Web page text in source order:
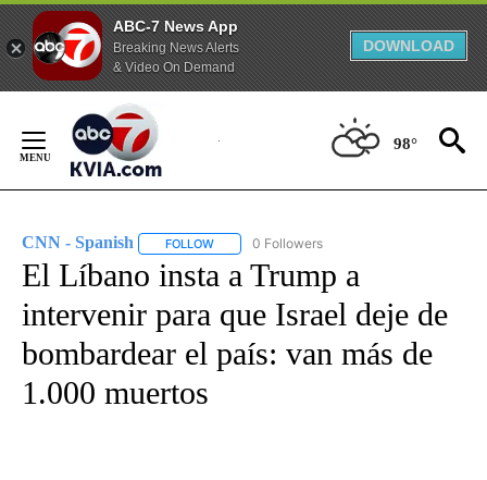
ABC-7 News App
Breaking News Alerts
& Video On Demand
DOWNLOAD
Content
98°
CNN - Spanish FOLLOW FOLLOW "CNN - SPANISH" TO RECEIVE
0 Followers
El Líbano insta a Trump a
intervenir para que Israel deje de
bombardear el país: van más de
1.000 muertos